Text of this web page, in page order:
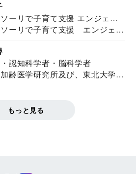
ーリで子育て支援 エンジェル
究所所長
ーリで子育て支援 エンジェル
認知科学者・脳科学者
齢医学研究所及び、東北大学大
もっと見る